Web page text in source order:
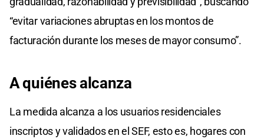
“evitar variaciones abruptas en los montos de
facturación durante los meses de mayor consumo”.
A quiénes alcanza
La medida alcanza a los usuarios residenciales
inscriptos y validados en el SEF, esto es, hogares con